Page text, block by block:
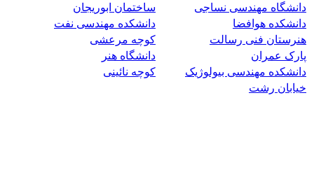
دانشگاه مهندسی نساجی
ساختمان ابوریجان
دانشکده هوافضا
دانشکده مهندسی نفت
هنرستان فنی رسالت
کوچه مرعشی
پارک عمران
دانشگاه هنر
دانشکده مهندسی بیولوژیک
کوچه نائینی
خیابان رشت